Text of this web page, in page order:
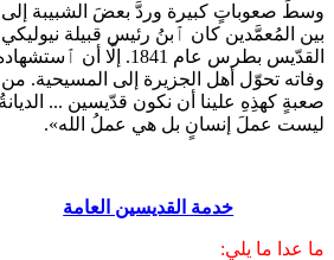
وسطَ صعوباتٍ كبيرة وردَّ بعضَ الشبيبة إلى
بين المُعمَّدين كان ٱبنُ رئيس قبيلة
القدّيس بطرس عام 1841.
وفاته تحوّل أهل الجزيرة إلى المسيحية.
صعبةٍ كهذِهِ علينا أن نكون قدّيسين ...
ليست عملَ إنسانٍ بل هي عملُ الله».
خدمة القديسين العامة
ما عدا ما يلي: